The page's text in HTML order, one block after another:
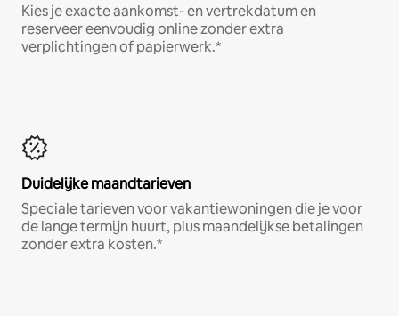
Kies je exacte aankomst- en vertrekdatum en
reserveer eenvoudig online zonder extra
verplichtingen of papierwerk.*
Duidelijke maandtarieven
Speciale tarieven voor vakantiewoningen die je voor
de lange termijn huurt, plus maandelijkse betalingen
zonder extra kosten.*